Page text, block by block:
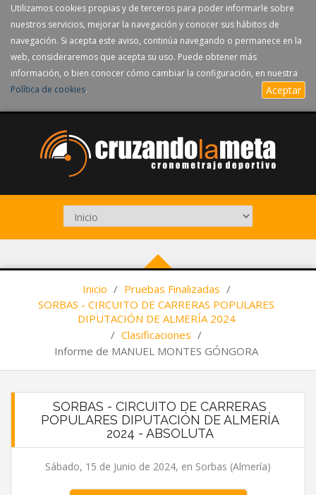
Utilizamos cookies propias y de terceros para poder informarle sobre
nuestros servicios, mejorar la navegación y conocer sus hábitos de
navegación. Si acepta este aviso, continúa navegando o permanece en la
web, consideraremos que acepta su uso. Puede obtener más
información, o bien conocer cómo cambiar la configuración, en nuestra
Política de cookies. Aceptar
Inicio / Pruebas Finalizadas /
SORBAS - CIRCUITO DE CARRERAS POPULARES
DIPUTACIÓN DE ALMERÍA 2024
/ Clasificaciones /
Informe de MANUEL MONTES GÓNGORA
SORBAS - CIRCUITO DE CARRERAS
POPULARES DIPUTACIÓN DE ALMERÍA
2024 - ABSOLUTA
Sábado, 15 de Junio de 2024, en Sorbas (Almería)